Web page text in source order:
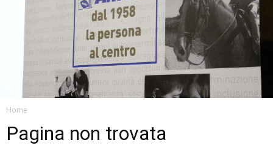
Home
Pagina non trovata